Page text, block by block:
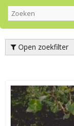
Open zoekfilter